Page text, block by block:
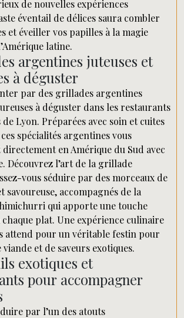
de nouvelles expériences
éventail de délices saura combler
et éveiller vos papilles à la magie
latine.
argentines juteuses et
à déguster
par des grillades argentines
à déguster dans les restaurants
Lyon. Préparées avec soin et cuites
spécialités argentines vous
en Amérique du Sud avec
Découvrez l’art de la grillade
vous séduire par des morceaux de
savoureuse, accompagnés de la
qui apporte une touche
chaque plat. Une expérience culinaire
attend pour un véritable festin pour
et de saveurs exotiques.
exotiques et
pour accompagner
par l’un des atouts